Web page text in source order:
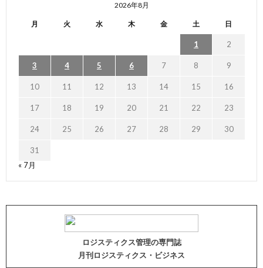
2026年8月
月 火 水 木 金 土 日
1 2
3 4 5 6 7 8 9
10 11 12 13 14 15 16
17 18 19 20 21 22 23
24 25 26 27 28 29 30
31
« 7月
ロジスティクス管理の専門誌
月刊ロジスティクス・ビジネス